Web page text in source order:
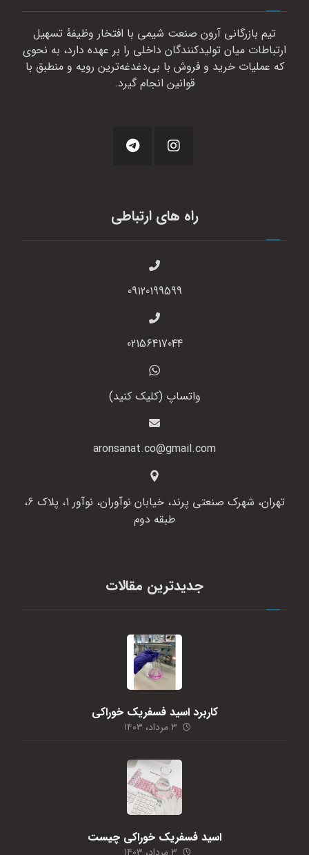
تیم بازرگانی آرون صنعت شیمی با افتخار وظیفهٔ تسهیل
ارتباطات میان تولیدکنندگان داخلی را بر عهده دارد، به نحوی
که عملیات خرید و فروش با بی‌دغدغه‌ترین رویه و منطبق با
قوانین انجام گیرد.
راه های ارتباطی
09120199599
02156417044
واتساپ (کلیک کنید)
aronsanat.co@gmail.com
تهران، شهرک صنعتی پرند، خیابان نوآوران، نوآور 1، پلاک 6،
طبقه دوم
جدیدترین مقالات
کاربرد اسید فسفریک خوراکی
۳ مرداد، ۱۴۰۳
اسید فسفریک خوراکی چیست